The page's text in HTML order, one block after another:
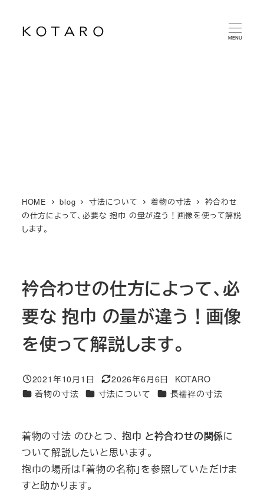
MENU
HOME blog 寸法について 着物の寸法
衿合わせ
の仕方によって、必要な 抱巾 の量が違う！画像を使って解説
します。
衿合わせの仕方によって、必
要な 抱巾 の量が違う！画像
を使って解説します。
投稿日
2021年10月1日
更新日
2026年6月6日
著
者
KOTARO
カテゴリー
着物の寸法 カテゴリー
寸法について カテゴリー
長襦袢の寸法
着物の寸法 のひとつ、抱巾 と衿合わせの関係に
ついて解説したいと思います。
抱巾の場所は「着物の名称」を参照していただけま
すと助かります。